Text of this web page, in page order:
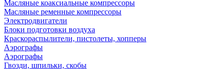
Масляные коаксиальные компрессоры
Масляные ременные компрессоры
Электродвигатели
Блоки подготовки воздуха
Краскораспылители, пистолеты, хопперы
Аэрографы
Аэрографы
Гвозди, шпильки, скобы